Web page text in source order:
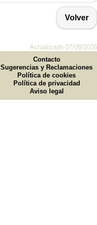
Volver
Actualizado 07/08/2026
Contacto
Sugerencias y Reclamaciones
Política de cookies
Política de privacidad
Aviso legal